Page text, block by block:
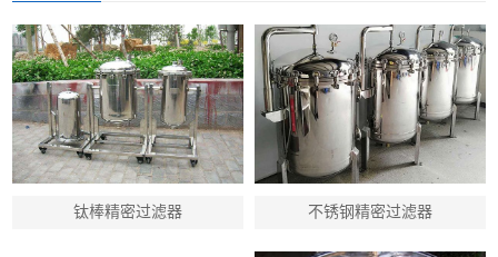
钛棒精密过滤器 不锈钢精密过滤器